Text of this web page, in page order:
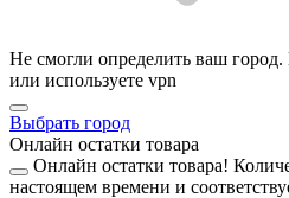
Не смогли определить ваш
или используете vpn
Выбрать город
Онлайн остатки товара
Онлайн остатки товара!
настоящем времени и